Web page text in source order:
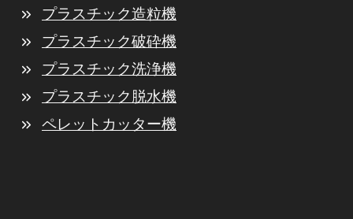
プラスチック造粒機
プラスチック破砕機
プラスチック洗浄機
プラスチック脱水機
ペレットカッター機